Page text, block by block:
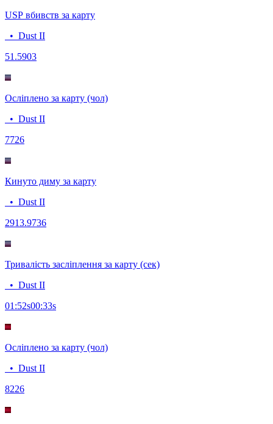
USP вбивств за карту
• Dust II
51.5903
Осліплено за карту (чол)
• Dust II
7726
Кинуто диму за карту
• Dust II
2913.9736
Тривалість засліплення за карту (сек)
• Dust II
01:52s00:33s
Осліплено за карту (чол)
• Dust II
8226